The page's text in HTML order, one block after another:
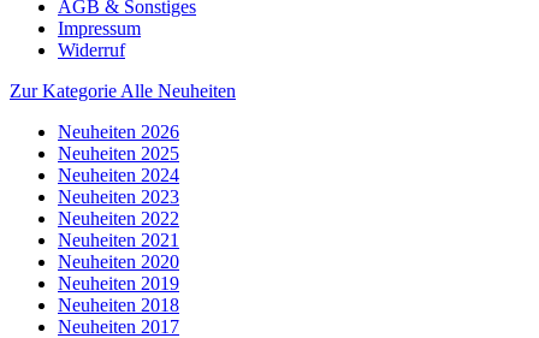
AGB & Sonstiges
Impressum
Widerruf
Zur Kategorie Alle Neuheiten
Neuheiten 2026
Neuheiten 2025
Neuheiten 2024
Neuheiten 2023
Neuheiten 2022
Neuheiten 2021
Neuheiten 2020
Neuheiten 2019
Neuheiten 2018
Neuheiten 2017